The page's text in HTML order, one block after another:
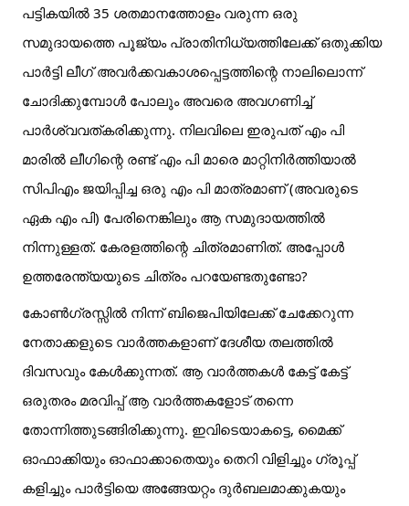
പട്ടികയിൽ 35 ശതമാനത്തോളം വരുന്ന ഒരു
സമുദായത്തെ പൂജ്യം പ്രാതിനിധ്യത്തിലേക്ക് ഒതുക്കിയ
പാർട്ടി ലീഗ് അവർക്കവകാശപ്പെട്ടത്തിന്റെ നാലിലൊന്ന്
ചോദിക്കുമ്പോൾ പോലും അവരെ അവഗണിച്ച്
പാർശ്വവത്കരിക്കുന്നു. നിലവിലെ ഇരുപത് എം പി
മാരിൽ ലീഗിന്റെ രണ്ട് എം പി മാരെ മാറ്റിനിർത്തിയാൽ
സിപിഎം ജയിപ്പിച്ച ഒരു എം പി മാത്രമാണ് (അവരുടെ
ഏക എം പി) പേരിനെങ്കിലും ആ സമുദായത്തിൽ
നിന്നുള്ളത്. കേരളത്തിന്റെ ചിത്രമാണിത്. അപ്പോൾ
ഉത്തരേന്ത്യയുടെ ചിത്രം പറയേണ്ടതുണ്ടോ?
കോൺഗ്രസ്സിൽ നിന്ന് ബിജെപിയിലേക്ക് ചേക്കേറുന്ന
നേതാക്കളുടെ വാർത്തകളാണ് ദേശീയ തലത്തിൽ
ദിവസവും കേൾക്കുന്നത്. ആ വാർത്തകൾ കേട്ട് കേട്ട്
ഒരുതരം മരവിപ്പ് ആ വാർത്തകളോട് തന്നെ
തോന്നിത്തുടങ്ങിരിക്കുന്നു. ഇവിടെയാകട്ടെ, മൈക്ക്
ഓഫാക്കിയും ഓഫാക്കാതെയും തെറി വിളിച്ചും ഗ്രൂപ്പ്
കളിച്ചും പാർട്ടിയെ അങ്ങേയറ്റം ദുർബലമാക്കുകയും